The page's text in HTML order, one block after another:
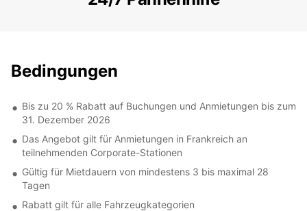
Bedingungen
Bis zu 20 % Rabatt auf Buchungen und Anmietungen bis zum
31. Dezember 2026
Das Angebot gilt für Anmietungen in Frankreich an
teilnehmenden Corporate-Stationen
Gültig für Mietdauern von mindestens 3 bis maximal 28
Tagen
Rabatt gilt für alle Fahrzeugkategorien